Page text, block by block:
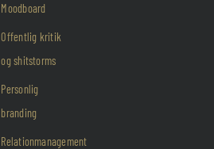
Moodboard
Offentlig kritik
og shitstorms
Personlig
branding
Relationmanagement